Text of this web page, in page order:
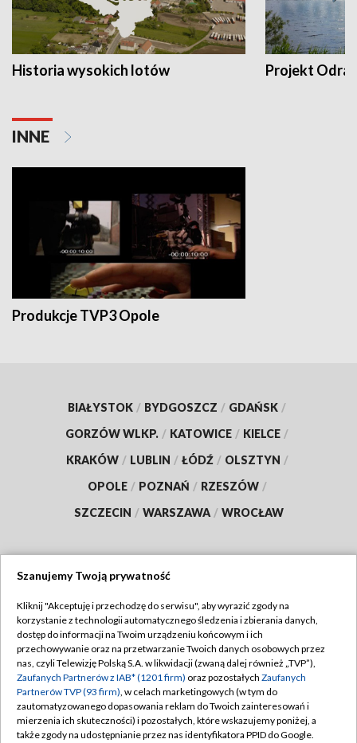
Historia wysokich lotów Projekt Odra
INNE
Produkcje TVP3 Opole
BIAŁYSTOK / BYDGOSZCZ / GDAŃSK /
GORZÓW WLKP. / KATOWICE / KIELCE /
KRAKÓW / LUBLIN / ŁÓDŹ / OLSZTYN /
OPOLE / POZNAŃ / RZESZÓW /
SZCZECIN / WARSZAWA / WROCŁAW
TVP
Abonament TVP
Emisja w TVP
Centrum informacji TVP
Naziemna Telewizja Cyfrowa
Regulamin TVP
Polityka prywatności
Moje zgody
Pomoc
Szanujemy Twoją prywatność
Kliknij "Akceptuję i przechodzę do serwisu", aby wyrazić zgody na
korzystanie z technologii automatycznego śledzenia i zbierania danych,
dostęp do informacji na Twoim urządzeniu końcowym i ich
przechowywanie oraz na przetwarzanie Twoich danych osobowych przez
nas, czyli Telewizję Polską S.A. w likwidacji (zwaną dalej również „TVP”),
Zaufanych Partnerów z IAB* (1201 firm) oraz pozostałych Zaufanych
Partnerów TVP (93 firm), w celach marketingowych (w tym do
zautomatyzowanego dopasowania reklam do Twoich zainteresowań i
mierzenia ich skuteczności) i pozostałych, które wskazujemy poniżej, a
także zgody na udostępnianie przez nas identyfikatora PPID do Google.